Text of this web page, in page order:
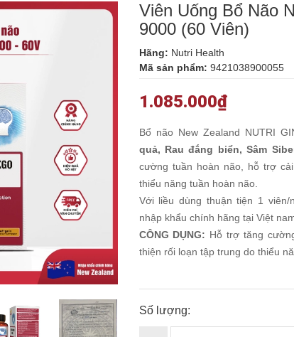
Viên Uống Bổ Não
9000 (60 Viên)
Hãng: Nutri Health
Mã sản phẩm: 9421038900055
1.085.000₫
Bổ não New Zealand NUTRI
quả, Rau đắng biển, Sâm
cường tuần hoàn não, hỗ trợ
thiểu năng tuần hoàn não.
Với liều dùng thuận tiện 1 viên/
nhập khẩu chính hãng tại Việt
CÔNG DỤNG: Hỗ trợ tăng
thiện rối loạn tập trung do thiểu
Số lượng: